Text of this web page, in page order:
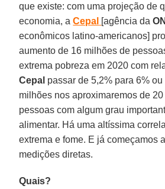
que existe: com uma projeção de
economia, aCepal [agência da
econômicos latino-americanos]
aumento de 16 milhões de
extrema pobreza em 2020 com
Cepal passar de 5,2% para 6%
milhões nos aproximaremos de
pessoas com algum grau
alimentar. Há uma altíssima
extrema e fome. E já começamos
medições diretas.
Quais?